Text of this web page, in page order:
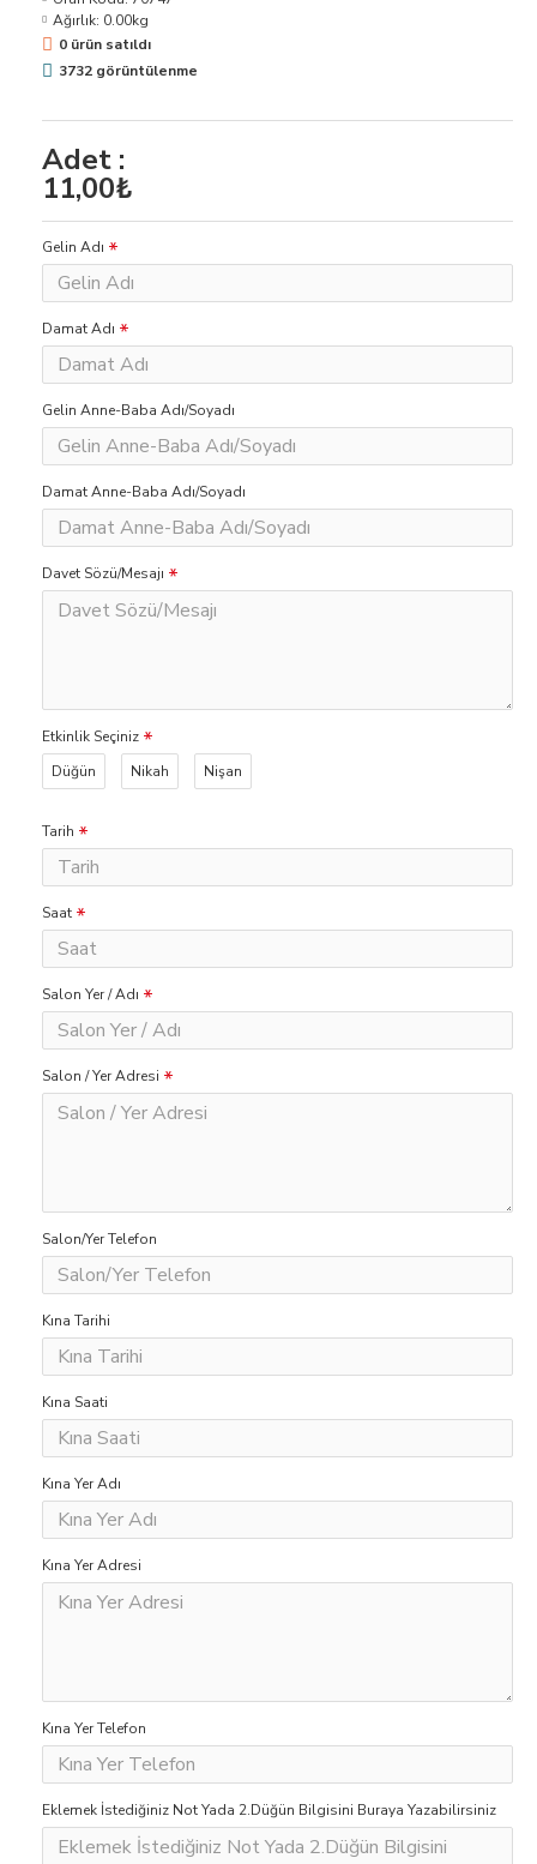
Adet :
11,00₺
Ağırlık: 0.00kg
0 ürün satıldı
3732 görüntülenme
Gelin Adı
Damat Adı
Gelin Anne-Baba Adı/Soyadı
Damat Anne-Baba Adı/Soyadı
Davet Sözü/Mesajı
Etkinlik Seçiniz
Düğün
Nikah Nişan
Tarih
Saat
Salon Yer / Adı
Salon / Yer Adresi
Salon/Yer Telefon
Kına Tarihi
Kına Saati
Kına Yer Adı
Kına Yer Adresi
Kına Yer Telefon
Eklemek İstediğiniz Not Yada 2.Düğün Bilgisini Buraya Yazabilirsiniz